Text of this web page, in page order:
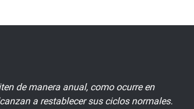
de manera anual, como ocurre en
a restablecer sus ciclos normales.